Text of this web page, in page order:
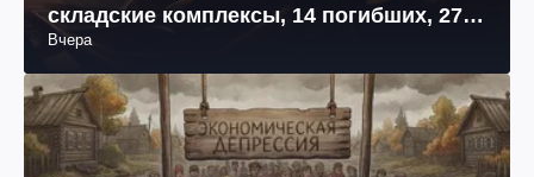
складские комплексы, 14 погибших, 27
раненых (фото, видео)
Вчера